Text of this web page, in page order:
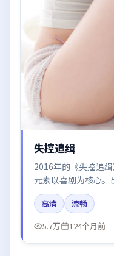
失控追缉
2016年的《失控追
元素以喜剧为核心
宏、赵丽颖、周迅、
尾留白引发讨论。
高清
流畅
5.7万
124个月前